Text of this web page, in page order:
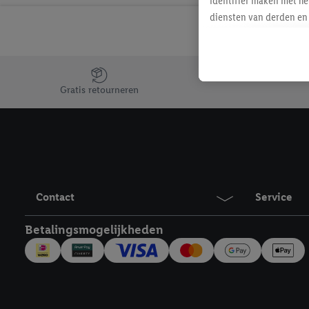
Jouw voordelen bij ons als Lidl webshop klant
Gratis retourneren
Contact Service
Betalingsmogelijkheden
diensten van derden
Als je hiervoor
eerder interesse hebt
maar het niet te
mailadres en met
Onder "Aanpassen"
Door te klikken op
technieken worden
inclusief over de
trekken, vind je in onze
over de cookies die